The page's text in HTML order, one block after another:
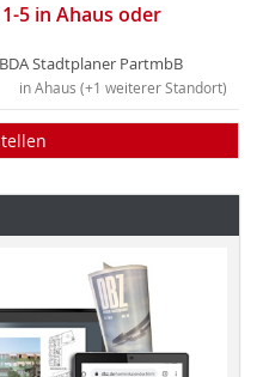
5 in Ahaus oder
Stadtplaner PartmbB
in Ahaus (+1 weiterer Standort)